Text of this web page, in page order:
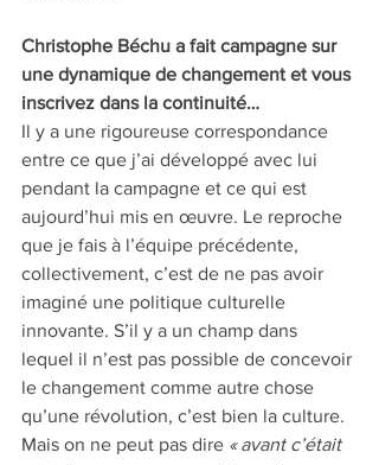
Christophe Béchu a fait campagne sur
une dynamique de changement et vous
inscrivez dans la continuité…
Il y a une rigoureuse correspondance
entre ce que j’ai développé avec lui
pendant la campagne et ce qui est
aujourd’hui mis en œuvre. Le reproche
que je fais à l’équipe précédente,
collectivement, c’est de ne pas avoir
imaginé une politique culturelle
innovante. S’il y a un champ dans
lequel il n’est pas possible de concevoir
le changement comme autre chose
qu’une révolution, c’est bien la culture.
Mais on ne peut pas dire « avant c’était